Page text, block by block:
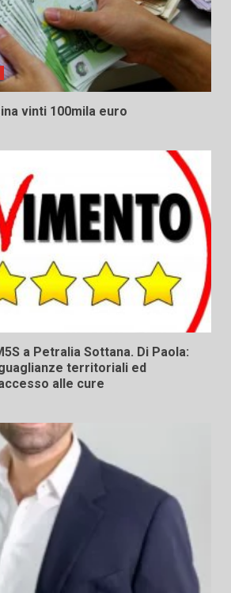
vinti 100mila euro
a Petralia Sottana. Di Paola:
territoriali ed
alle cure